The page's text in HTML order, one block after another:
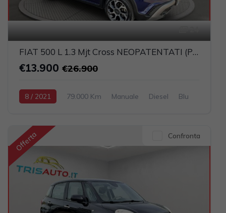
FIAT 500 L 1.3 Mjt Cross NEOPATENTATI (PELLE+NAVI)
€13.900 €26.900
8 / 2021 79.000 Km Manuale Diesel
Blu
Offerta Confronta